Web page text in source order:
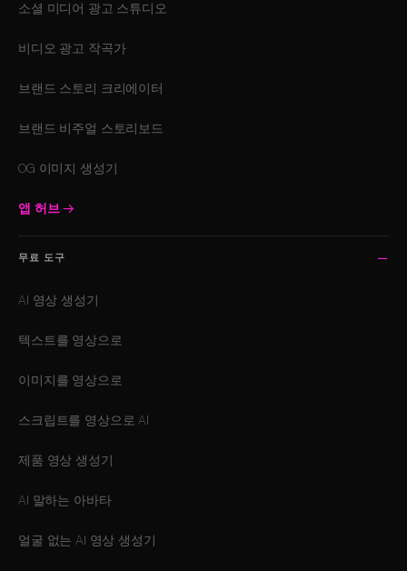
소셜 미디어 광고 스튜디오
비디오 광고 작곡가
브랜드 스토리 크리에이터
브랜드 비주얼 스토리보드
OG 이미지 생성기
앱 허브→
무료 도구
AI 영상 생성기
텍스트를 영상으로
이미지를 영상으로
스크립트를 영상으로 AI
제품 영상 생성기
AI 말하는 아바타
얼굴 없는 AI 영상 생성기